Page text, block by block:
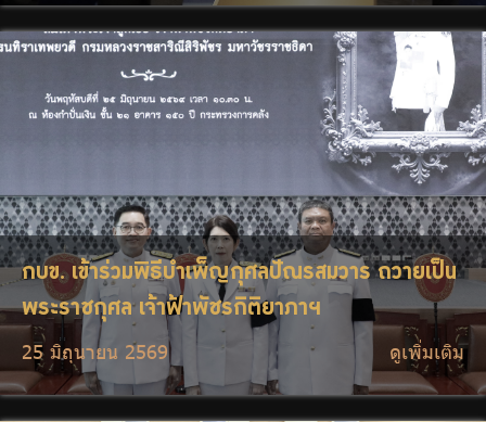
กบข. เข้าร่วมพิธีบำเพ็ญกุศลปัณรสมวาร ถวายเป็น
พระราชกุศล เจ้าฟ้าพัชรกิติยาภาฯ
25 มิถุนายน 2569 ดูเพิ่มเติม